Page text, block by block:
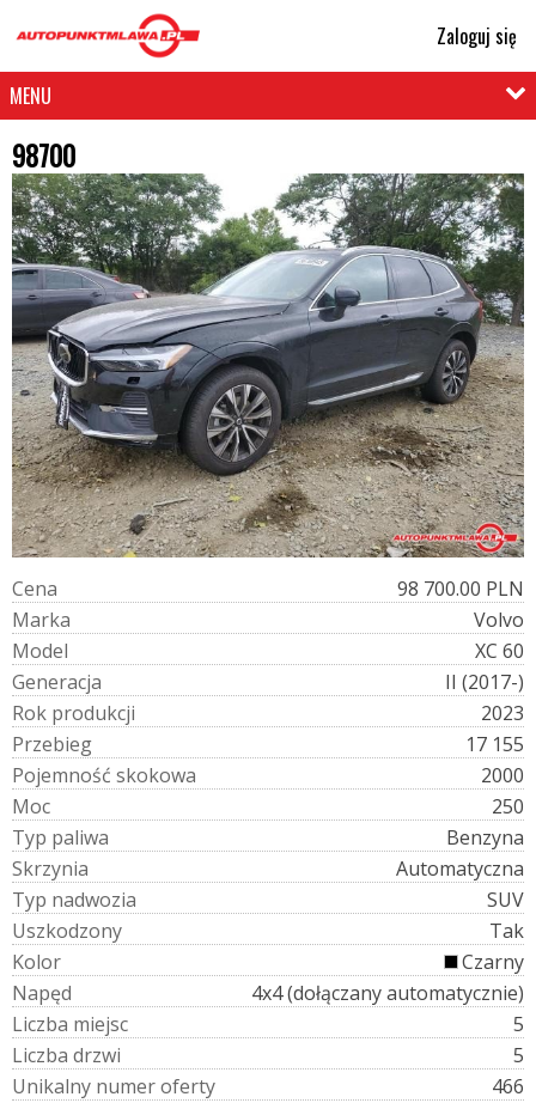
Zaloguj się
MENU
98700
Cena
98 700.00 PLN
Marka
Volvo
Model
XC 60
Generacja
II (2017-)
Rok produkcji
2023
Przebieg
17 155
Pojemność skokowa
2000
Moc
250
Typ paliwa
Benzyna
Skrzynia
Automatyczna
Typ nadwozia
SUV
Uszkodzony
Tak
Kolor
Czarny
Napęd
4x4 (dołączany automatycznie)
Liczba miejsc
5
Liczba drzwi
5
Unikalny numeroferty
466